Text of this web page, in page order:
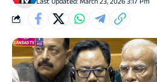
Last Updated: March 23, 2026 3:17 Pm